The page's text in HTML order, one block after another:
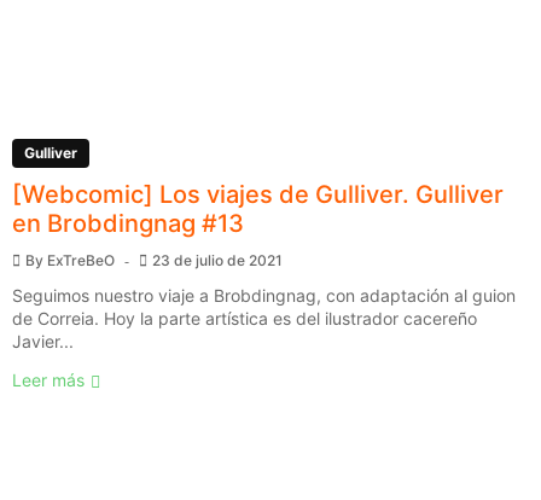
Gulliver
[Webcomic] Los viajes de Gulliver. Gulliver
en Brobdingnag #13
By ExTreBeO 23 de julio de 2021
Seguimos nuestro viaje a Brobdingnag, con adaptación al guion
de Correia. Hoy la parte artística es del ilustrador cacereño
Javier...
Leer más